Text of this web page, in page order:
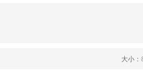
大小：